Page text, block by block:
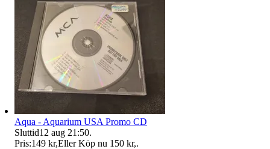
Aqua - Aquarium USA Promo CD
Sluttid12 aug 21:50.
Pris:149 kr,Eller Köp nu 150 kr,.